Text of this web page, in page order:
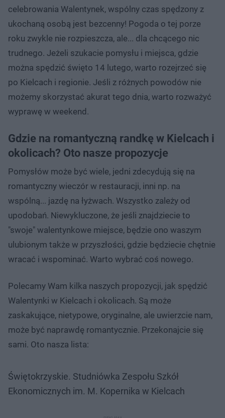
celebrowania Walentynek, wspólny czas spędzony z
ukochaną osobą jest bezcenny! Pogoda o tej porze
roku zwykle nie rozpieszcza, ale... dla chcącego nic
trudnego. Jeżeli szukacie pomysłu i miejsca, gdzie
można spędzić święto 14 lutego, warto rozejrzeć się
po Kielcach i regionie. Jeśli z różnych powodów nie
możemy skorzystać akurat tego dnia, warto rozważyć
wyprawę w weekend.
Gdzie na romantyczną randkę w Kielcach i
okolicach? Oto nasze propozycje
Pomysłów może być wiele, jedni zdecydują się na
romantyczny wieczór w restauracji, inni np. na
wspólną... jazdę na łyżwach. Wszystko zależy od
upodobań. Niewykluczone, że jeśli znajdziecie to
"swoje" walentynkowe miejsce, będzie ono waszym
ulubionym także w przyszłości, gdzie będziecie chętnie
wracać i wspominać. Warto wybrać coś nowego.
Polecamy Wam kilka naszych propozycji, jak spędzić
Walentynki w Kielcach i okolicach. Są może
zaskakujące, nietypowe, oryginalne, ale uwierzcie nam,
może być naprawdę romantycznie. Przekonajcie się
sami. Oto nasza lista:
Świętokrzyskie. Studniówka Zespołu Szkół
Ekonomicznych im. M. Kopernika w Kielcach